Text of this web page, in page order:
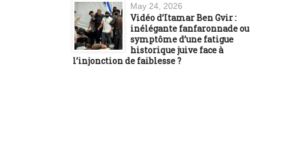
May 24, 2026
Vidéo d’Itamar Ben Gvir :
inélégante fanfaronnade ou
symptôme d’une fatigue
historique juive face à
l’injonction de faiblesse ?